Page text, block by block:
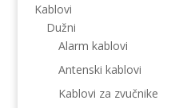
Kablovi
Dužni
Alarm kablovi
Antenski kablovi
Kablovi za zvučnike